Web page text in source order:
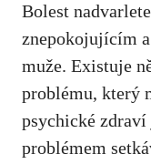
Bolest
znepokojujícím
muže. Existuje
problému, který
psychické
problémem